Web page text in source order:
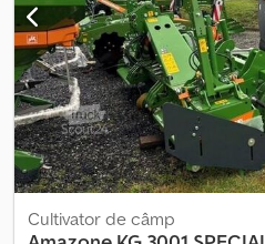
Cultivator de câmp